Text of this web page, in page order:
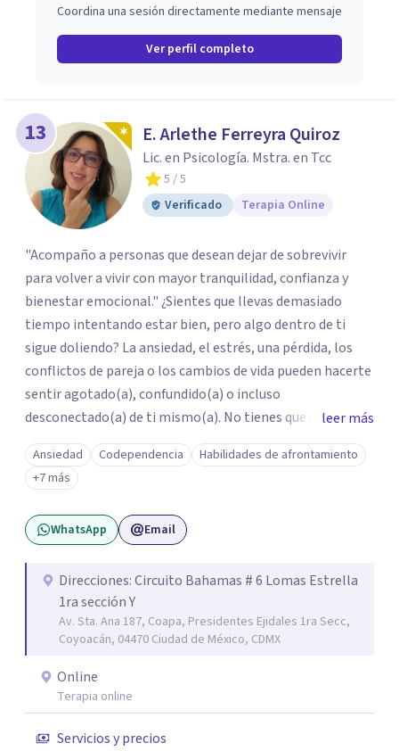
Coordina una sesión directamente mediante mensaje
Ver perfil completo
13 E. Arlethe Ferreyra Quiroz
Lic. en Psicología. Mstra. en Tcc
5 / 5
Verificado
Terapia Online
"Acompaño a personas que desean dejar de sobrevivir
para volver a vivir con mayor tranquilidad, confianza y
bienestar emocional." ¿Sientes que llevas demasiado
tiempo intentando estar bien, pero algo dentro de ti
sigue doliendo? La ansiedad, el estrés, una pérdida, los
conflictos de pareja o los cambios de vida pueden hacerte
sentir agotado(a), confundido(a) o incluso
desconectado(a) de ti mismo(a). No tienes que enfrentar
este proceso en soledad. Te ofrezco un espacio seguro,
libre de juicios y basado en la empatía, el respeto y la
confidencialidad, donde juntos comprenderemos qué está
ocurriendo y trabajaremos con herramientas respaldadas
por la evidencia para ayudarte a recuperar tu bienestar.
parejas que desean superar la ansiedad, la depresión, el
estrés, los duelos, fortalecer su autoestima, establecer
límites saludables, mejorar sus relaciones y afrontar los
desafíos de la vida con mayor seguridad y equilibrio. Será
un privilegio acompañarte en este camino hacia una vida
con mayor bienestar y tranquilidad.
leer más
Ansiedad Codependencia
Habilidades de afrontamiento
+7 más
WhatsApp Email
Direcciones: Circuito Bahamas # 6 Lomas Estrella
1ra sección Y
Av. Sta. Ana 187, Coapa, Presidentes Ejidales 1ra Secc,
Coyoacán, 04470 Ciudad de México, CDMX
Online
Terapia online
Servicios y precios